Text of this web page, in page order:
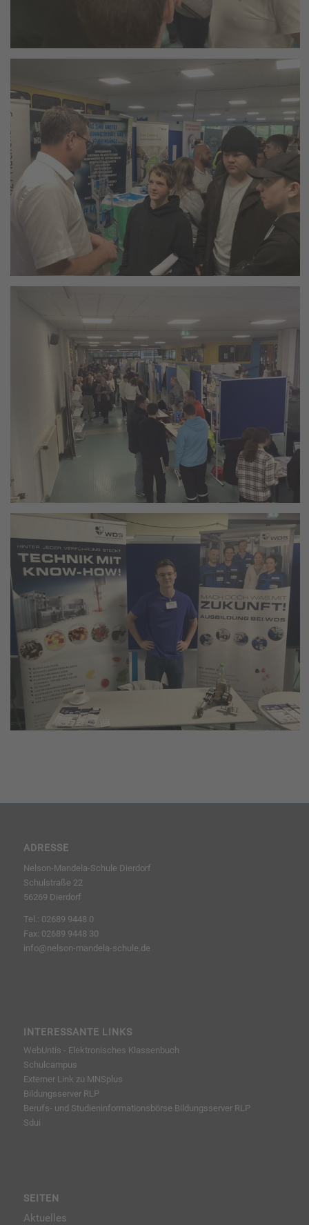
ADRESSE
Nelson-Mandela-Schule Dierdorf
Schulstraße 22
56269 Dierdorf
Tel.: 02689 9448 0
Fax: 02689 9448 30
info@nelson-mandela-schule.de
INTERESSANTE LINKS
WebUntis - Elektronisches Klassenbuch
Schulcampus
Externer Link zu MNSplus
Bildungsserver RLP
Berufs- und Studieninformationsbörse Bildungsserver RLP
Sdui
SEITEN
Aktuelles